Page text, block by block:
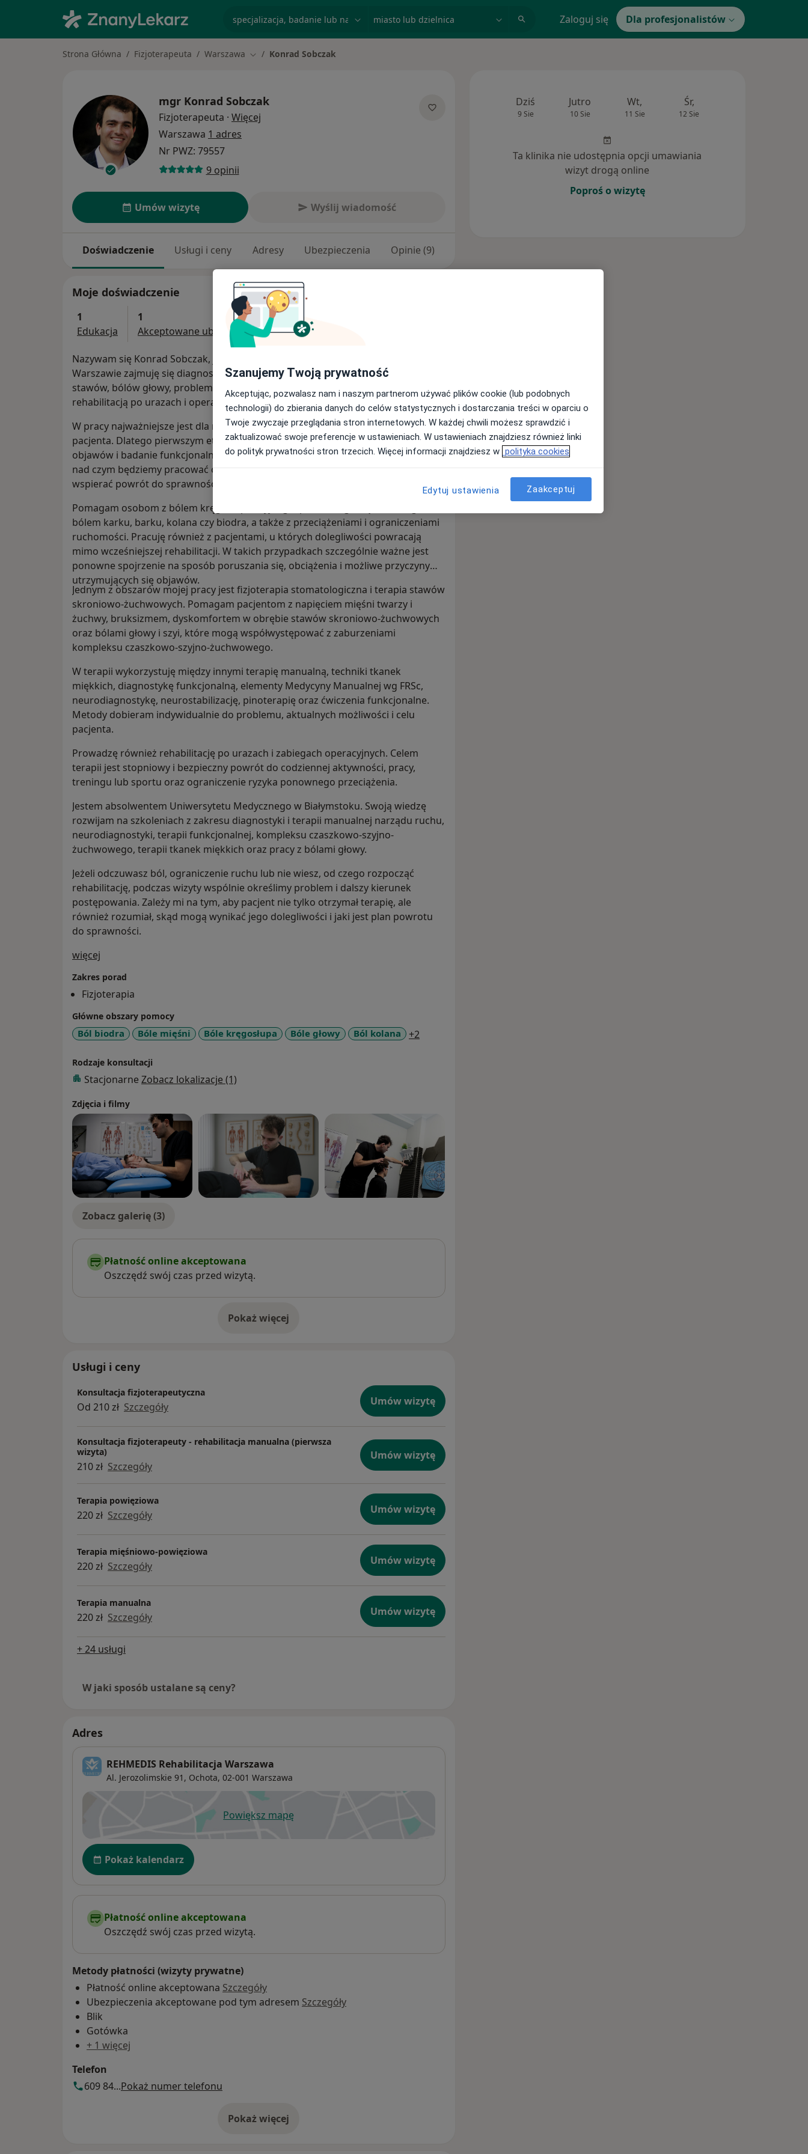
Zaloguj się Dla profesjonalistów
Strona Główna Fizjoterapeuta Warszawa Zmień miasto
Konrad Sobczak
mgr Konrad Sobczak
Fizjoterapeuta · Więcej
Warszawa 1 adres
Nr PWZ: 79557
9 opinii
Umów wizytę Wyślij wiadomość
Doświadczenie Usługi i ceny Adresy Ubezpieczenia Opinie (9)
Moje doświadczenie
1
Edukacja
1
Akceptowane ubezpieczenia
Nazywam się Konrad Sobczak, jestem magistrem fizjoterapii. W Rehmedis w
Warszawie zajmuję się diagnostyką i fizjoterapią dolegliwości kręgosłupa i
stawów, bólów głowy, problemów stawów skroniowo-żuchwowych oraz
rehabilitacją po urazach i operacjach.
W pracy najważniejsze jest dla mnie zrozumienie, z czego wynika problem
pacjenta. Dlatego pierwszym etapem wizyty jest dokładna rozmowa, analiza
objawów i badanie funkcjonalne. Na tej podstawie dobieram terapię i wyjaśniam,
nad czym będziemy pracować oraz co pacjent może zrobić poza gabinetem, aby
wspierać powrót do sprawności.
Pomagam osobom z bólem kręgosłupa szyjnego, piersiowego i lędźwiowego,
bólem karku, barku, kolana czy biodra, a także z przeciążeniami i ograniczeniami
ruchomości. Pracuję również z pacjentami, u których dolegliwości powracają
mimo wcześniejszej rehabilitacji. W takich przypadkach szczególnie ważne jest
ponowne spojrzenie na sposób poruszania się, obciążenia i możliwe przyczyny
utrzymujących się objawów.
Jednym z obszarów mojej pracy jest fizjoterapia stomatologiczna i terapia stawów
skroniowo-żuchwowych. Pomagam pacjentom z napięciem mięśni twarzy i
żuchwy, bruksizmem, dyskomfortem w obrębie stawów skroniowo-żuchwowych
oraz bólami głowy i szyi, które mogą współwystępować z zaburzeniami
kompleksu czaszkowo-szyjno-żuchwowego.
W terapii wykorzystuję między innymi terapię manualną, techniki tkanek
miękkich, diagnostykę funkcjonalną, elementy Medycyny Manualnej wg FRSc,
neurodiagnostykę, neurostabilizację, pinoterapię oraz ćwiczenia funkcjonalne.
Metody dobieram indywidualnie do problemu, aktualnych możliwości i celu
pacjenta.
Prowadzę również rehabilitację po urazach i zabiegach operacyjnych. Celem
terapii jest stopniowy i bezpieczny powrót do codziennej aktywności, pracy,
treningu lub sportu oraz ograniczenie ryzyka ponownego przeciążenia.
Jestem absolwentem Uniwersytetu Medycznego w Białymstoku. Swoją wiedzę
rozwijam na szkoleniach z zakresu diagnostyki i terapii manualnej narządu ruchu,
neurodiagnostyki, terapii funkcjonalnej, kompleksu czaszkowo-szyjno-
żuchwowego, terapii tkanek miękkich oraz pracy z bólami głowy.
Jeżeli odczuwasz ból, ograniczenie ruchu lub nie wiesz, od czego rozpocząć
rehabilitację, podczas wizyty wspólnie określimy problem i dalszy kierunek
postępowania. Zależy mi na tym, aby pacjent nie tylko otrzymał terapię, ale
również rozumiał, skąd mogą wynikać jego dolegliwości i jaki jest plan powrotu
do sprawności.
więcej
Zakres porad
Fizjoterapia
Główne obszary pomocy
Ból biodra Bóle mięśni Bóle kręgosłupa Bóle głowy Ból kolana +2
Rodzaje konsultacji
Stacjonarne Zobacz lokalizacje (1)
Zdjęcia i filmy
Zobacz galerię (3)
Płatność online akceptowana
Oszczędź swój czas przed wizytą.
Pokaż więcejo doświadczeniu
Usługi i ceny
Konsultacja fizjoterapeutyczna
Od 210 zł Szczegóły Umów wizytę
Konsultacja fizjoterapeuty - rehabilitacja manualna (pierwsza
wizyta)
210 zł Szczegóły
Umów wizytę
Terapia powięziowa
220 zł Szczegóły Umów wizytę
Terapia mięśniowo-powięziowa
220 zł Szczegóły Umów wizytę
Terapia manualna
220 zł Szczegóły Umów wizytę
+ 24 usługi
W jaki sposób ustalane są ceny?
Adres
REHMEDIS Rehabilitacja Warszawa
Al. Jerozolimskie 91, Ochota, 02-001 Warszawa
Powiększ mapęotwiera się w nowej karcie
Dostępność
Pokaż kalendarz
Płatność online akceptowana
Oszczędź swój czas przed wizytą.
Metody płatności (wizyty prywatne)
Płatność online akceptowana Szczegóły
Ubezpieczenia akceptowane pod tym adresem Szczegóły
Blik
Gotówka
+ 1 więcej
Telefon
609 84...Pokaż numer telefonu
Pokaż więcej
o adresie
Dziś
9 Sie
Jutro
10 Sie
Wt,
11 Sie
Śr,
12 Sie
Ta klinika nie udostępnia opcji umawiania
wizyt drogą online
Poproś o wizytę
Szanujemy Twoją prywatność
Akceptując, pozwalasz nam i naszym partnerom używać plików cookie (lub podobnych
technologii) do zbierania danych do celów statystycznych i dostarczania treści w oparciu o
Twoje zwyczaje przeglądania stron internetowych. W każdej chwili możesz sprawdzić i
zaktualizować swoje preferencje w ustawieniach. W ustawieniach znajdziesz również linki
do polityk prywatności stron trzecich. Więcej informacji znajdziesz w polityka cookies
Edytuj ustawienia Zaakceptuj